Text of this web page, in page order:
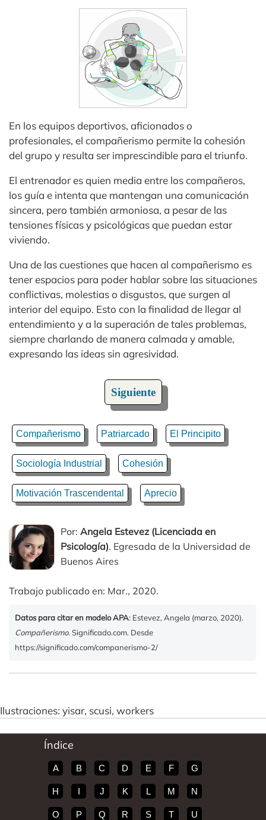
En los equipos deportivos, aficionados o
profesionales, el compañerismo permite la cohesión
del grupo y resulta ser imprescindible para el triunfo.
El entrenador es quien media entre los compañeros,
los guía e intenta que mantengan una comunicación
sincera, pero también armoniosa, a pesar de las
tensiones físicas y psicológicas que puedan estar
viviendo.
Una de las cuestiones que hacen al compañerismo es
tener espacios para poder hablar sobre las situaciones
conflictivas, molestias o disgustos, que surgen al
interior del equipo. Esto con la finalidad de llegar al
entendimiento y a la superación de tales problemas,
siempre charlando de manera calmada y amable,
expresando las ideas sin agresividad.
Siguiente
Compañerismo Patriarcado El Principito
Sociología Industrial Cohesión
Motivación Trascendental Aprecio
Por: Angela Estevez (Licenciada en
Psicología). Egresada de la Universidad de
Buenos Aires
Trabajo publicado en: Mar., 2020.
Datos para citar en modelo APA: Estevez, Angela (marzo, 2020).
Compañerismo. Significado.com. Desde
https://significado.com/companerismo-2/
Ilustraciones: yisar, scusi, workers
Índice
A B C D E F G
H I J K L M N
O P Q R S T U